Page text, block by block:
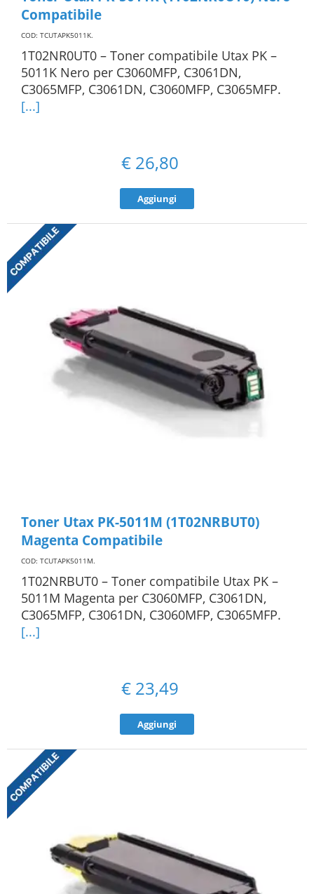
Compatibile
COD: TCUTAPK5011K.
1T02NR0UT0 – Toner compatibile Utax PK –
5011K Nero per C3060MFP, C3061DN,
C3065MFP, C3061DN, C3060MFP, C3065MFP.
[...]
€ 26,80
Aggiungi
Toner Utax PK-5011M (1T02NRBUT0)
Magenta Compatibile
COD: TCUTAPK5011M.
1T02NRBUT0 – Toner compatibile Utax PK –
5011M Magenta per C3060MFP, C3061DN,
C3065MFP, C3061DN, C3060MFP, C3065MFP.
[...]
€ 23,49
Aggiungi